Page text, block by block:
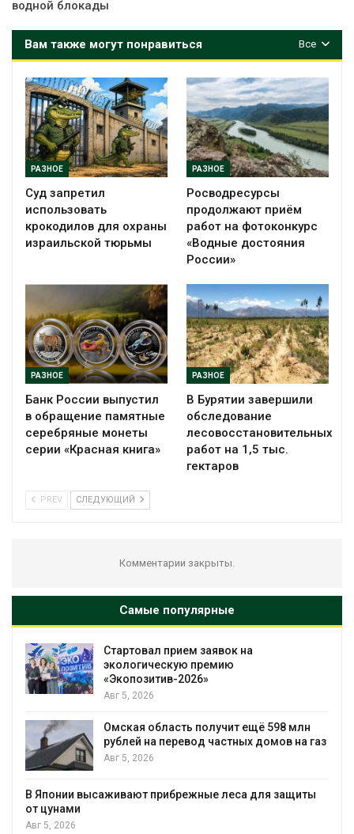
водной блокады
Все
Вам также могут понравиться
РАЗНОЕ
Суд запретил
использовать
крокодилов для охраны
израильской тюрьмы
РАЗНОЕ
Росводресурсы
продолжают приём
работ на фотоконкурс
«Водные достояния
России»
РАЗНОЕ
Банк России выпустил
в обращение памятные
серебряные монеты
серии «Красная книга»
РАЗНОЕ
В Бурятии завершили
обследование
лесовосстановительных
работ на 1,5 тыс.
гектаров
PREV СЛЕДУЮЩИЙ
Комментарии закрыты.
Самые популярные
Стартовал прием заявок на
экологическую премию
«Экопозитив-2026»
Авг 5, 2026
Омская область получит ещё 598 млн
рублей на перевод частных домов на газ
Авг 5, 2026
В Японии высаживают прибрежные леса для защиты
от цунами
Авг 5, 2026